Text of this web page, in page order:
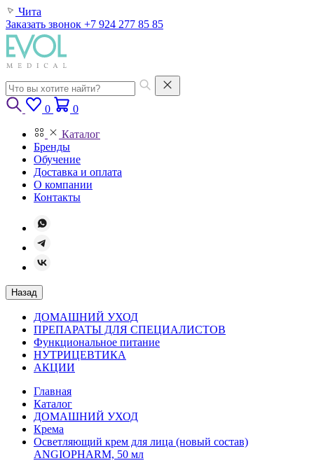
Чита
Заказать звонок +7 924 277 85 85
0 0
Каталог
Бренды
Обучение
Доставка и оплата
О компании
Контакты
Назад
ДОМАШНИЙ УХОД
ПРЕПАРАТЫ ДЛЯ СПЕЦИАЛИСТОВ
Функциональное питание
НУТРИЦЕВТИКА
АКЦИИ
Главная
Каталог
ДОМАШНИЙ УХОД
Крема
Осветляющий крем для лица (новый состав)
ANGIOPHARM, 50 мл